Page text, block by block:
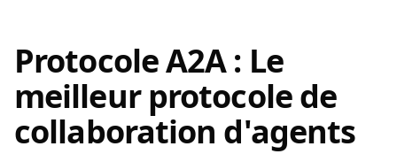
Protocole A2A : Le
meilleur protocole de
collaboration d'agents